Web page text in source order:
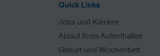
Quick Links
Jobs und Karriere
Ablauf Ihres Aufenthaltes
Geburt und Wochenbett